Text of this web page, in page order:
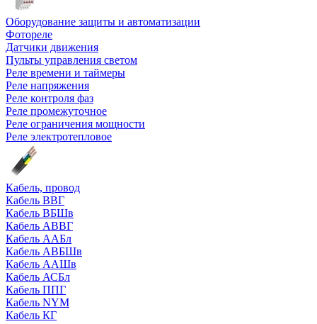
Оборудование защиты и автоматизации
Фотореле
Датчики движения
Пульты управления светом
Реле времени и таймеры
Реле напряжения
Реле контроля фаз
Реле промежуточное
Реле ограничения мощности
Реле электротепловое
Кабель, провод
Кабель ВВГ
Кабель ВБШв
Кабель АВВГ
Кабель ААБл
Кабель АВБШв
Кабель ААШв
Кабель АСБл
Кабель ППГ
Кабель NYM
Кабель КГ